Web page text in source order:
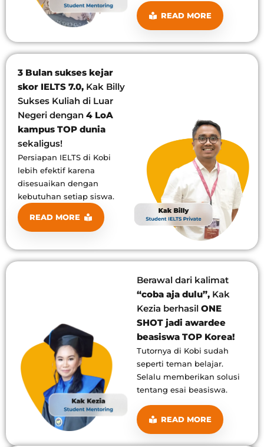
READ MORE
3 Bulan sukses kejar
skor IELTS 7.0, Kak Billy
Sukses Kuliah di Luar
Negeri dengan 4 LoA
kampus TOP dunia
sekaligus!
Persiapan IELTS di Kobi
lebih efektif karena
disesuaikan dengan
kebutuhan setiap siswa.
READ MORE
Berawal dari kalimat
“coba aja dulu”, Kak
Kezia berhasil ONE
SHOT jadi awardee
beasiswa TOP Korea!
Tutornya di Kobi sudah
seperti teman belajar.
Selalu memberikan solusi
tentang esai beasiswa.
READ MORE